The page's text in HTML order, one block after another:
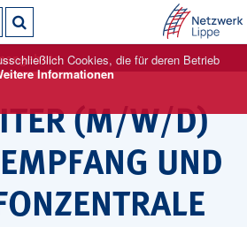
Cookies, die für deren Betrieb
Informationen
(M/W/D)
UND